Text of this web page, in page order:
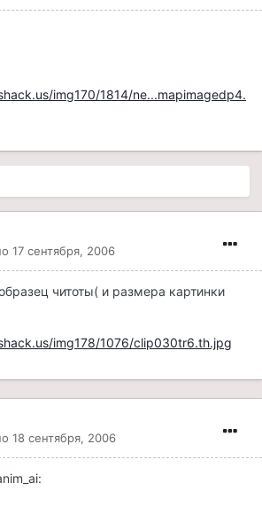
img170/1814/ne...mapimagedp4.
17 сентября, 2006
читоты( и размера картинки
img178/1076/clip030tr6.th.jpg
18 сентября, 2006